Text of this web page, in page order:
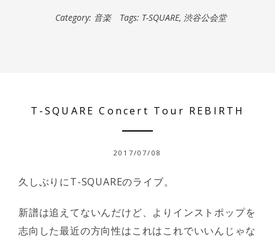
Category: 音楽 Tags: T-SQUARE, 渋谷公会堂
T-SQUARE Concert Tour REBIRTH
2017/07/08
久しぶりにT-SQUAREのライブ。
新譜は追えてないんだけど、よりインストポップを
志向した最近の方向性はこれはこれでいいんじゃな